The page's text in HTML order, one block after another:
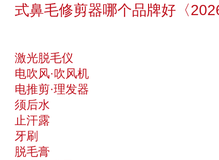
式鼻毛修剪器哪个品牌好〈
激光脱毛仪
电吹风·吹风机
电推剪·理发器
须后水
止汗露
牙刷
脱毛膏